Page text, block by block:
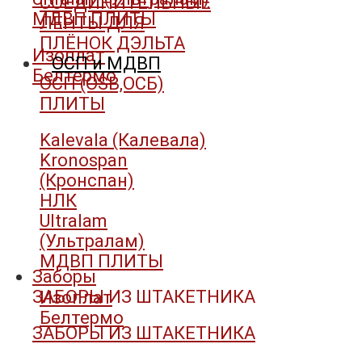
ЛЕНТЫ ДЛЯ
ПЛЁНОК ДЭЛЬТА
ОСП и МДВП
ОСП (OSB,ОСБ)
ПЛИТЫ
Kalevala (Калевала)
Kronospan
(Кронспан)
НЛК
Ultralam
(Ультралам)
МДВП ПЛИТЫ
Изоплат
Белтермо
МДВП ПЛИТЫ
Изоплат
Белтермо
Заборы
ЗАБОРЫ ИЗ ШТАКЕТНИКА
ЗАБОРЫ ИЗ ШТАКЕТНИКА